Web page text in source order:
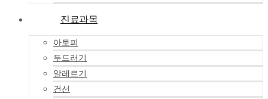
진료과목
아토피
두드러기
알레르기
건선